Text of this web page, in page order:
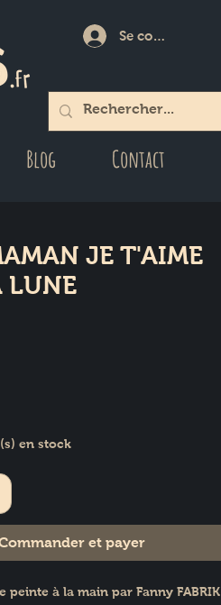
Se connecter
Blog Contact
JE T'AIME
LUNE
en stock
et payer
à la main par Fanny FABRIK